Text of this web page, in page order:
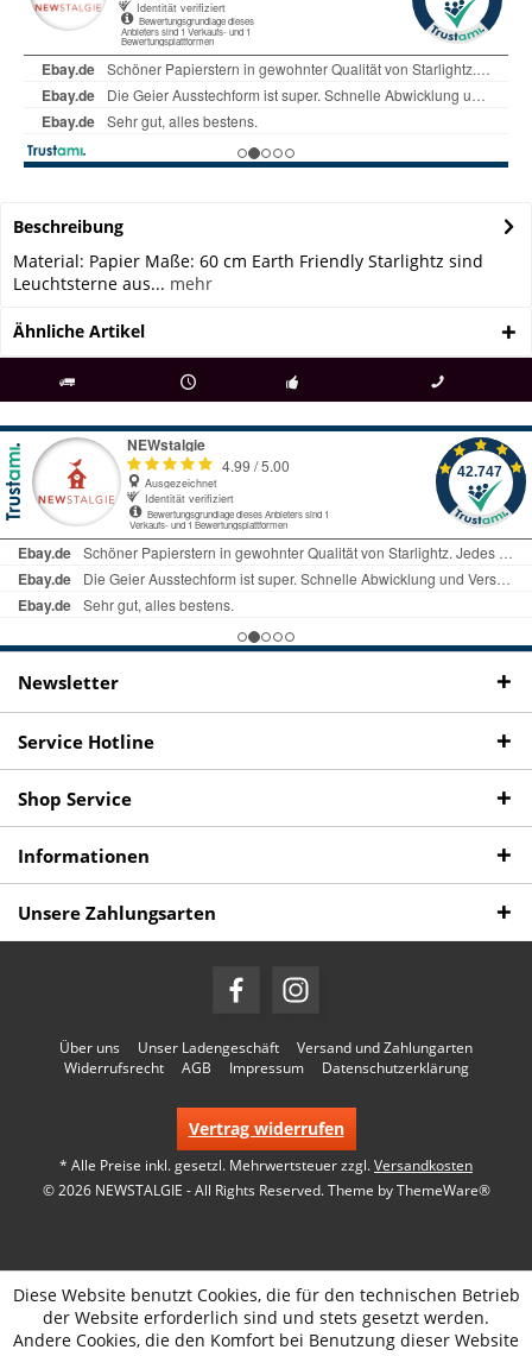
Beschreibung
Material: Papier Maße: 60 cm Earth Friendly Starlightz sind
Leuchtsterne aus... mehr
Ähnliche Artikel
ab € 69 Bestellwert seit 98 Jahren Fachgeschäft + telefonisch erreichbar
09497 1511
Newsletter
Service Hotline
Shop Service
Informationen
Unsere Zahlungsarten
Über uns Unser Ladengeschäft
Versand und Zahlungarten
Widerrufsrecht
AGB Impressum Datenschutzerklärung
Vertrag widerrufen
* Alle Preise inkl. gesetzl. Mehrwertsteuer zzgl.Versandkosten
© 2026 NEWSTALGIE - All Rights Reserved. Theme byThemeWare®
Diese Website benutzt Cookies, die für den technischen Betrieb
der Website erforderlich sind und stets gesetzt werden.
Andere Cookies, die den Komfort bei Benutzung dieser Website